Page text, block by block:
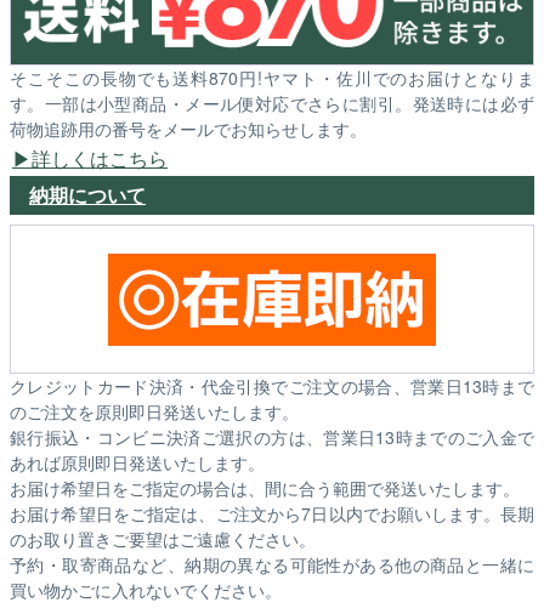
そこそこの長物でも送料870円!ヤマト・佐川でのお届けとなりま
す。一部は小型商品・メール便対応でさらに割引。発送時には必ず
荷物追跡用の番号をメールでお知らせします。
詳しくはこちら
納期について
クレジットカード決済・代金引換でご注文の場合、営業日13時まで
のご注文を原則即日発送いたします。
銀行振込・コンビニ決済ご選択の方は、営業日13時までのご入金で
あれば原則即日発送いたします。
お届け希望日をご指定の場合は、間に合う範囲で発送いたします。
お届け希望日をご指定は、ご注文から7日以内でお願いします。長期
のお取り置きご要望はご遠慮ください。
予約・取寄商品など、納期の異なる可能性がある他の商品と一緒に
買い物かごに入れないでください。